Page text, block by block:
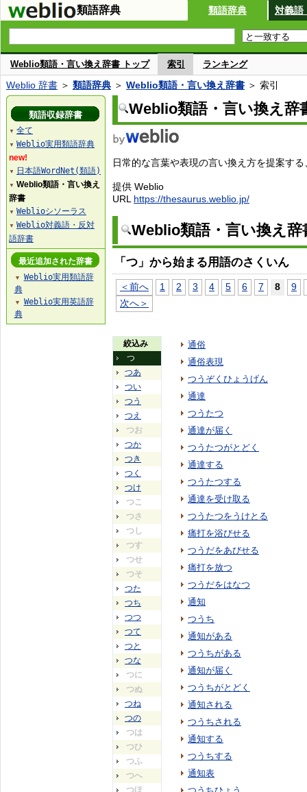
類語辞典 類語辞典 対義語
Weblio類語・言い換え辞書 トップ 索引 ランキング
Weblio 辞書 ＞ 類語辞典 ＞ Weblio類語・言い換え辞書 ＞ 索引
Weblio類語・言い換え辞
日常的な言葉や表現の言い換え方を提案す
提供 Weblio
URL https://thesaurus.weblio.jp/
Weblio類語・言い換え
「つ」から始まる用語のさくいん
＜前へ 1 2 3 4 5 6 7 8
9
次へ＞
絞込み
つ
つあ
つい
つう
つえ
つお
つか
つき
つく
つけ
つこ
つさ
つし
つす
つせ
つそ
つた
つち
つつ
つて
つと
つな
つに
つぬ
つね
つの
つは
つひ
つふ
つへ
つほ
通俗
通俗表現
つうぞくひょうげん
通達
つうたつ
通達が届く
つうたつがとどく
通達する
つうたつする
通達を受け取る
つうたつをうけとる
痛打を浴びせる
つうだをあびせる
痛打を放つ
つうだをはなつ
通知
つうち
通知がある
つうちがある
通知が届く
つうちがとどく
通知される
つうちされる
通知する
つうちする
通知表
類語収録辞書
▼ 全て
▼ Weblio実用類語辞典
new!
▼ 日本語WordNet(類語)
▼ Weblio類語・言い換え
辞書
▼ Weblioシソーラス
▼ Weblio対義語・反対
語辞書
最近追加された辞書
▼
Weblio実用類語辞
典
▼
Weblio実用英語辞
典